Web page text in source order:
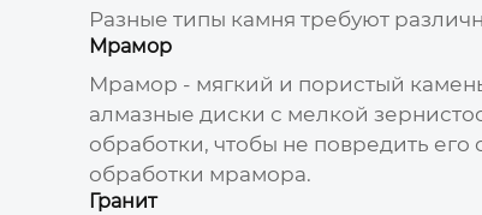
Разные типы камня требуют
Мрамор
Мрамор - мягкий и пористый
алмазные диски с мелкой
обработки, чтобы не повредить его
обработки мрамора.
Гранит